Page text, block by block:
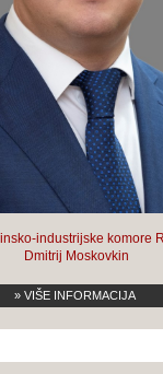
industrijske komore
Dmitrij Moskovkin
» VIŠE INFORMACIJA